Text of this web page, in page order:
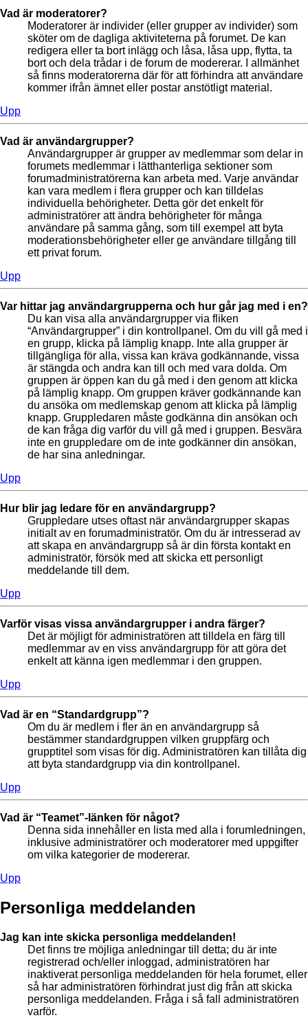
Vad är moderatorer?
Moderatorer är individer (eller grupper av individer) som
sköter om de dagliga aktiviteterna på forumet. De kan
redigera eller ta bort inlägg och låsa, låsa upp, flytta, ta
bort och dela trådar i de forum de modererar. I allmänhet
så finns moderatorerna där för att förhindra att användare
kommer ifrån ämnet eller postar anstötligt material.
Upp
Vad är användargrupper?
Användargrupper är grupper av medlemmar som delar in
forumets medlemmar i lätthanterliga sektioner som
forumadministratörerna kan arbeta med. Varje användar
kan vara medlem i flera grupper och kan tilldelas
individuella behörigheter. Detta gör det enkelt för
administratörer att ändra behörigheter för många
användare på samma gång, som till exempel att byta
moderationsbehörigheter eller ge användare tillgång till
ett privat forum.
Upp
Var hittar jag användargrupperna och hur går jag med i en?
Du kan visa alla användargrupper via fliken
“Användargrupper” i din kontrollpanel. Om du vill gå med i
en grupp, klicka på lämplig knapp. Inte alla grupper är
tillgängliga för alla, vissa kan kräva godkännande, vissa
är stängda och andra kan till och med vara dolda. Om
gruppen är öppen kan du gå med i den genom att klicka
på lämplig knapp. Om gruppen kräver godkännande kan
du ansöka om medlemskap genom att klicka på lämplig
knapp. Gruppledaren måste godkänna din ansökan och
de kan fråga dig varför du vill gå med i gruppen. Besvära
inte en gruppledare om de inte godkänner din ansökan,
de har sina anledningar.
Upp
Hur blir jag ledare för en användargrupp?
Gruppledare utses oftast när användargrupper skapas
initialt av en forumadministratör. Om du är intresserad av
att skapa en användargrupp så är din första kontakt en
administratör, försök med att skicka ett personligt
meddelande till dem.
Upp
Varför visas vissa användargrupper i andra färger?
Det är möjligt för administratören att tilldela en färg till
medlemmar av en viss användargrupp för att göra det
enkelt att känna igen medlemmar i den gruppen.
Upp
Vad är en “Standardgrupp”?
Om du är medlem i fler än en användargrupp så
bestämmer standardgruppen vilken gruppfärg och
grupptitel som visas för dig. Administratören kan tillåta dig
att byta standardgrupp via din kontrollpanel.
Upp
Vad är “Teamet”-länken för något?
Denna sida innehåller en lista med alla i forumledningen,
inklusive administratörer och moderatorer med uppgifter
om vilka kategorier de modererar.
Upp
Personliga meddelanden
Jag kan inte skicka personliga meddelanden!
Det finns tre möjliga anledningar till detta; du är inte
registrerad och/eller inloggad, administratören har
inaktiverat personliga meddelanden för hela forumet, eller
så har administratören förhindrat just dig från att skicka
personliga meddelanden. Fråga i så fall administratören
varför.